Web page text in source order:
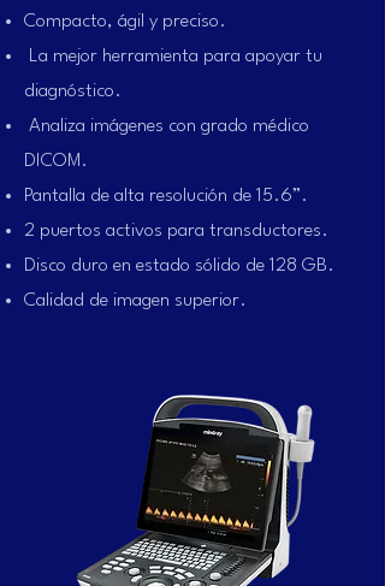
Compacto, ágil y preciso.
La mejor herramienta para apoyar tu
diagnóstico.
Analiza imágenes con grado médico
DICOM.
Pantalla de alta resolución de 15.6”.
2 puertos activos para transductores.
Disco duro en estado sólido de 128 GB.
Calidad de imagen superior.